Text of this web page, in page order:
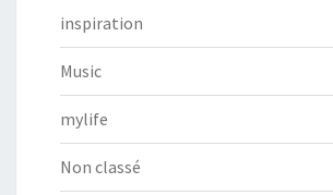
inspiration
Music
mylife
Non classé